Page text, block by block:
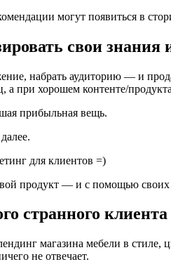
могут появиться в
свои знания
набрать аудиторию — и
а при хорошем контенте/
прибыльная вещь.
для клиентов =)
продукт — и с помощью своих
странного клиента
магазина мебели в
не отвечает.